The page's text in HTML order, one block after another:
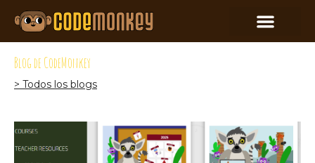
Blog de CodeMonkey
> Todos los blogs